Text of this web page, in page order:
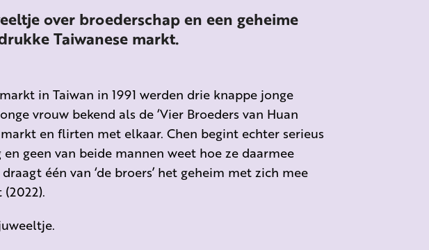
over broederschap en een geheime
Taiwanese markt.
in Taiwan in 1991 werden drie knappe jonge
vrouw bekend als de ‘Vier Broeders van Huan
en flirten met elkaar. Chen begint echter serieus
geen van beide mannen weet hoe ze daarmee
één van ‘de broers’ het geheim met zich mee